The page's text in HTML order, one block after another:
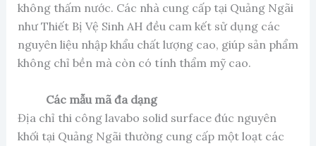
không thấm nước. Các nhà cung cấp tại Quảng Ngãi
như Thiết Bị Vệ Sinh AH đều cam kết sử dụng các
nguyên liệu nhập khẩu chất lượng cao, giúp sản phẩm
không chỉ bền mà còn có tính thẩm mỹ cao.
Các mẫu mã đa dạng
Địa chỉ thi công lavabo solid surface đúc nguyên
khối tại Quảng Ngãi thường cung cấp một loạt các